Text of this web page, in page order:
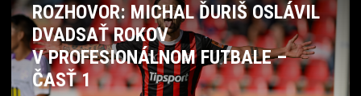
ROZHOVOR: MICHAL ĎURIŠ OSLÁVIL
DVADSAŤ ROKOV
V PROFESIONÁLNOM FUTBALE –
ČASŤ 1